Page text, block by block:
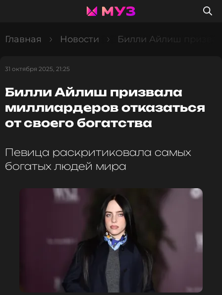
Главная Новости Билли Айлиш
31 октября 2025, 21:25
Билли Айлиш призвала
миллиардеров отказаться
от своего богатства
Певица раскритиковала самых
богатых людей мира